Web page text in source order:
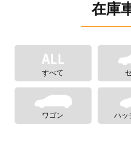
在庫
すべて
ワゴン ハッ